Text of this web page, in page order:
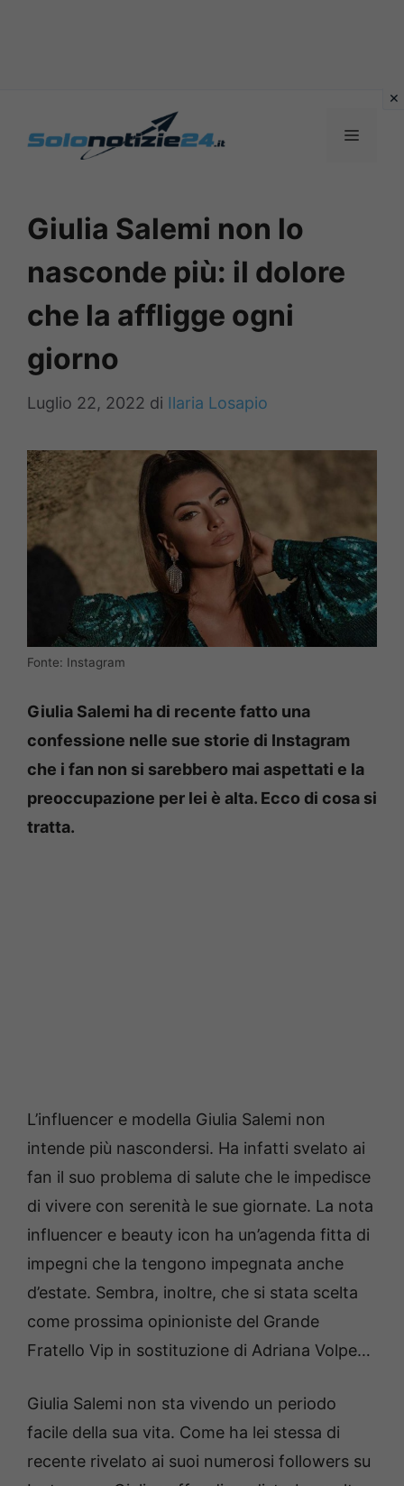
MENU
Giulia Salemi non lo
nasconde più: il dolore
che la affligge ogni
giorno
Luglio 22, 2022 di Ilaria Losapio
Fonte: Instagram
Giulia Salemi ha di recente fatto una
confessione nelle sue storie di Instagram
che i fan non si sarebbero mai aspettati e la
preoccupazione per lei è alta. Ecco di cosa si
tratta.
L’influencer e modella Giulia Salemi non
intende più nascondersi. Ha infatti svelato ai
fan il suo problema di salute che le impedisce
di vivere con serenità le sue giornate. La nota
influencer e beauty icon ha un’agenda fitta di
impegni che la tengono impegnata anche
d’estate. Sembra, inoltre, che si stata scelta
come prossima opinioniste del Grande
Fratello Vip in sostituzione di Adriana Volpe…
Giulia Salemi non sta vivendo un periodo
facile della sua vita. Come ha lei stessa di
recente rivelato ai suoi numerosi followers su